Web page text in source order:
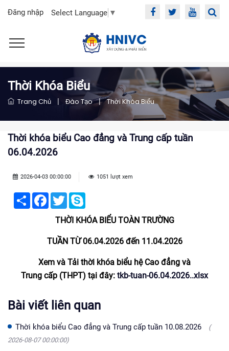
Đăng nhập Select Language ▼
Thời Khóa Biểu
Trang Chủ | Đào Tạo | Thời Khóa Biểu
Thời khóa biểu Cao đẳng và Trung cấp tuần
06.04.2026
2026-04-03 00:00:00 1051 lượt xem
Share Facebook
Twitter
THỜI KHÓA BIỂU TOÀN TRƯỜNG
TUẦN TỪ 06.04.2026 đến 11.04.2026
Xem và Tải thời khóa biểu hệ Cao đẳng và
Trung cấp (THPT) tại đây: tkb-tuan-06.04.2026..xlsx
Bài viết liên quan
Thời khóa biểu Cao đẳng và Trung cấp tuần 10.08.2026
(
2026-08-07 00:00:00)